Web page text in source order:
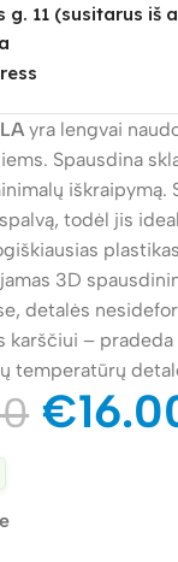
g. 11 (susitarus iš
yra lengvai
Spausdina
todėl jis
3D
detalės
karščiui –
temperatūrų
€